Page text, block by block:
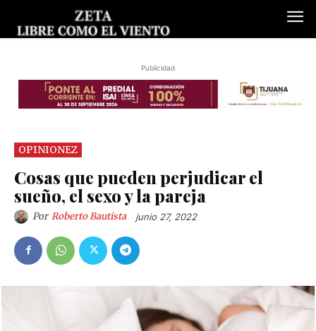
Publicidad
OPINIONEZ
Cosas que pueden perjudicar el
sueño, el sexo y la pareja
Por Roberto Bautista junio 27, 2022